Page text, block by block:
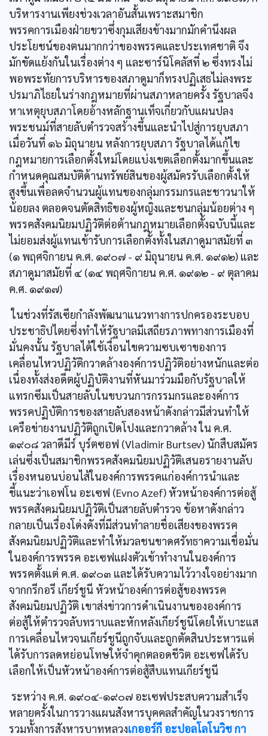
บริหารงานเพียงช่วงเวลาอันสั้นเพราะสมาชิก
พรรคการเมืองฝ่ายขวาซึ่งกุมเสียงข้างมากมักคำนึงผล
ประโยชน์ของตนมากกว่าของพรรคและประเทศชาติ จึง
มักขัดแย้งกันในเรื่องต่าง ๆ และซาร์นิโคลัสที่ ๒ ซึ่งทรงไม่
พอพระทัยการบริหารของสภาดูมาก็ทรงปฏิเสธไม่ลงพระ
ปรมาภิไธยในร่างกฎหมายที่ผ่านสภาหลายครั้ง รัฐบาลจึง
หาเหตุยุบสภาโดยอ้างหลักฐานเท็จเกี่ยวกับแผนปลง
พระชนม์ที่สายลับตำรวจสร้างขึ้นและนำไปสู่การยุบสภา
เมื่อวันที่ ๑๖ มิถุนายน หลังการยุบสภา รัฐบาลได้แก้ไข
กฎหมายการเลือกตั้งใหม่โดยแบ่งเขตเลือกตั้งมากขึ้นและ
กำหนดคุณสมบัติด้านทรัพย์สินของผู้สมัครรับเลือกตั้งให้
สูงขึ้นเพื่อลดจำนวนผู้แทนของกลุ่มกรรมกรและชาวนาให้
น้อยลง ตลอดจนตัดสิทธิของผู้หญิงและชนกลุ่มน้อยต่าง ๆ
พรรคสังคมนิยมปฏิวัติต่อต้านกฎหมายเลือกตั้งฉบับนี้และ
ไม่ยอมส่งผู้แทนเข้ารับการเลือกตั้งทั้งในสภาดูมาสมัยที่ ๓
(๑ พฤศจิกายน ค.ศ. ๑๙๐๗ - ๙ มิถุนายน ค.ศ. ๑๙๑๒) และ
สภาดูมาสมัยที่ ๔ (๑๔ พฤศจิกายน ค.ศ. ๑๙๑๒ - ๙ ตุลาคม
ค.ศ. ๑๙๑๗)
ในช่วงที่รัสเซียกำลังพัฒนาแนวทางการปกครองระบอบ
ประชาธิปไตยซึ่งทำให้รัฐบาลมีเสถียรภาพทางการเมืองที่
มั่นคงนั้น รัฐบาลได้ใช้เงื่อนไขความซบเซาของการ
เคลื่อนไหวปฏิวัติกวาดล้างองค์การปฏิวัติอย่างหนักและต่อ
เนื่องทั้งส่งอดีตผู้ปฏิบัติงานที่หันมาร่วมมือกับรัฐบาลให้
แทรกซึมเป็นสายลับในขบวนการกรรมกรและองค์การ
พรรคปฏิบัติการของสายลับสองหน้าดังกล่าวมีส่วนทำให้
เครือข่ายงานปฏิวัติถูกเปิดโปงและกวาดล้าง ใน ค.ศ.
๑๙๐๘ วลาดีมีร์ บุร์ตซอฟ (Vladimir Burtsev) นักสืบสมัคร
เล่นซึ่งเป็นสมาชิกพรรคสังคมนิยมปฏิวัติเสนอรายงานลับ
เรื่องหนอนบ่อนไส้ในองค์การพรรคแก่องค์การนำและ
ชี้แนะว่าเอฟโน อะเซฟ (Evno Azef) หัวหน้าองค์การต่อสู้
พรรคสังคมนิยมปฏิวัติเป็นสายลับตำรวจ ข้อหาดังกล่าว
กลายเป็นเรื่องโด่งดังที่มีส่วนทำลายชื่อเสียงของพรรค
สังคมนิยมปฏิวัติและทำให้มวลชนขาดศรัทธาความเชื่อมั่น
ในองค์การพรรค อะเซฟแฝงตัวเข้าทำงานในองค์การ
พรรคตั้งแต่ ค.ศ. ๑๙๐๓ และได้รับความไว้วางใจอย่างมาก
จากกรีกอรี เกียร์ชูนี หัวหน้าองค์การต่อสู้ของพรรค
สังคมนิยมปฏิวัติ เขาส่งข่าวการดำเนินงานขององค์การ
ต่อสู้ให้ตำรวจลับทราบและหักหลังเกียร์ชูนีโดยให้เบาะแส
การเคลื่อนไหวจนเกียร์ชูนีถูกจับและถูกตัดสินประหารแต่
ได้รับการลดหย่อนโทษให้จำคุกตลอดชีวิต อะเซฟได้รับ
เลือกให้เป็นหัวหน้าองค์การต่อสู้สืบแทนเกียร์ชูนี
ระหว่าง ค.ศ. ๑๙๐๔-๑๙๐๗ อะเซฟประสบความสำเร็จ
หลายครั้งในการวางแผนสังหารบุคคลสำคัญในวงราชการ
รวมทั้งการสังหารบาทหลวงเกออร์กี อะปอลโลโนวิช กา